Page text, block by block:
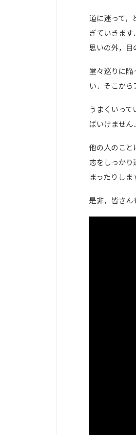
道に迷って，
ぎていきます
思いの外，目
堂々巡りに陥
い．そこから
うまくいっ
ばいけません
他の人のこと
志をしっかり
まったりしま
是非，皆さん